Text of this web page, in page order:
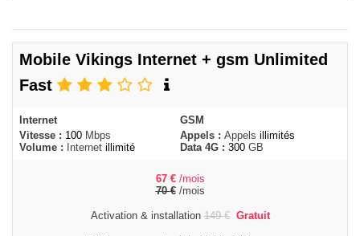
Mobile Vikings Internet + gsm Unlimited
Fast
Internet
Vitesse : 100 Mbps
Volume :
Internet illimité
GSM
Appels : Appels illimités
Data 4G : 300 GB
67 € /mois
70€/mois
Activation & installation149€ Gratuit